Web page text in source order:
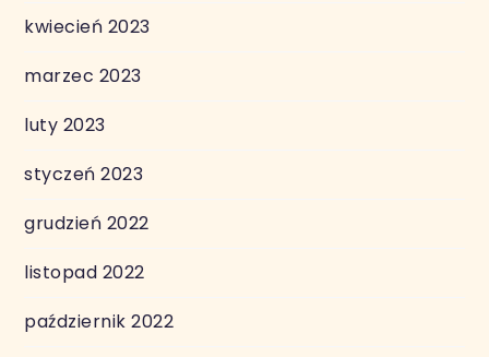
kwiecień 2023
marzec 2023
luty 2023
styczeń 2023
grudzień 2022
listopad 2022
październik 2022